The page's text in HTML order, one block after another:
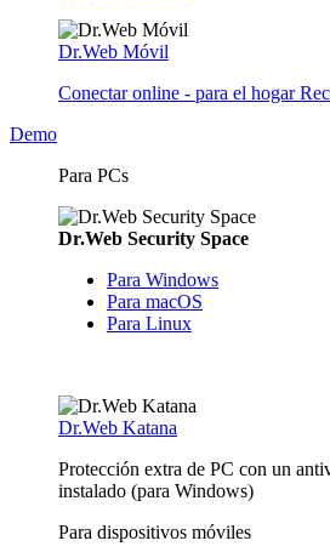
Dr.Web Móvil
Conectar online - para el hogar
Demo
Para PCs
Dr.Web Security Space
Para Windows
Para macOS
Para Linux
Dr.Web Katana
Protección extra de PC con un
instalado (para Windows)
Para dispositivos móviles